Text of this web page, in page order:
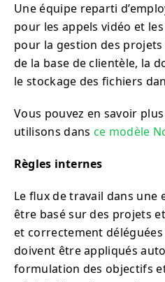
Une équipe reparti
pour les appels vidéo et
pour la gestion des
de la base de clientèle, la
le stockage des fichiers
Vous pouvez en savoir
utilisons dans ce modèle
Règles internes
Le flux de travail dans
être basé sur des projets
et correctement déléguées
doivent être appliqués
formulation des objectifs et